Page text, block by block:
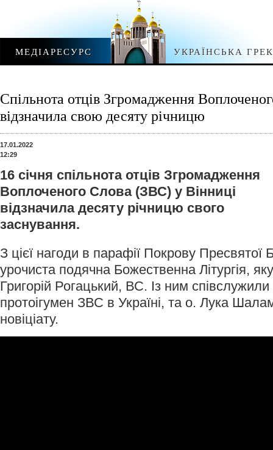
МЕДІАРЕСУРС УКРАЇНСЬКА
Спільнота отців Згромадження
відзначила свою десяту річницю
17.01.2022
12:29
16 січня спільнота отців Згромадження
Воплоченого Слова (ЗВС) у Вінниці
відзначила десяту річницю свого
заснування.
З цієї нагоди в парафії Покрову Пресвятої
урочиста подячна Божественна Літургія,
Григорій Рогацький, ВС. Із ним
протоігумен ЗВС в Україні, та о. Лука
новіціату.